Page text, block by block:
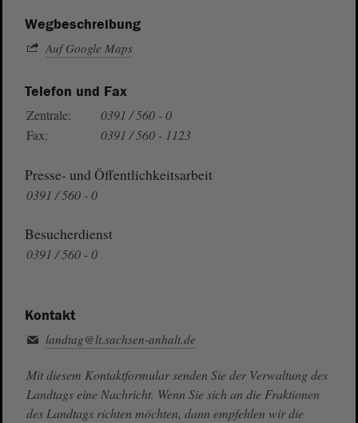
Wegbeschreibung
Auf Google Maps
Telefon und Fax
Zentrale:
0391 / 560 - 0
Fax:
0391 / 560 - 1123
Presse- und Öffentlichkeitsarbeit
0391 / 560 - 0
Besucherdienst
0391 / 560 - 0
Kontakt
landtag@lt.sachsen-anhalt.de
Mit diesem Kontaktformular senden Sie der Verwaltung des
Landtags eine Nachricht. Wenn Sie sich an die Fraktionen
des Landtags richten möchten, dann empfehlen wir die